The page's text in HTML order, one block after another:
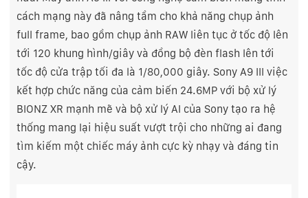
cách mạng này đã nâng tầm cho khả năng chụp ảnh
full frame, bao gồm chụp ảnh RAW liên tục ở tốc độ lên
tới 120 khung hình/giây và đồng bộ đèn flash lên tới
tốc độ cửa trập tối đa là 1/80,000 giây. Sony A9 III việc
kết hợp chức năng của cảm biến 24.6MP với bộ xử lý
BIONZ XR mạnh mẽ và bộ xử lý AI của Sony tạo ra hệ
thống mang lại hiệu suất vượt trội cho những ai đang
tìm kiếm một chiếc máy ảnh cực kỳ nhạy và đáng tin
cậy.